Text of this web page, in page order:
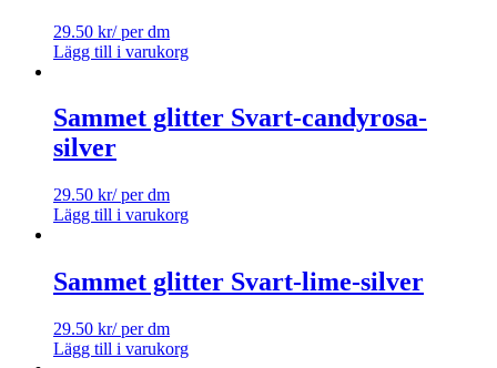
29.50 kr/ per dm
Lägg till i varukorg
Sammet glitter Svart-candyrosa-
silver
29.50 kr/ per dm
Lägg till i varukorg
Sammet glitter Svart-lime-silver
29.50 kr/ per dm
Lägg till i varukorg